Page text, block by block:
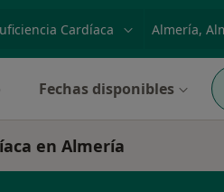
enfermedad o nombre
p. ej. Madrid
Fechas disponibles
en Almería